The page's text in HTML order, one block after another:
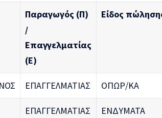
Παραγωγός (Π)
/
Επαγγελματίας
(Ε)
Είδος
ΕΠΑΓΓΕΛΜΑΤΙΑΣ ΟΠΩΡ/ΚΑ
ΕΠΑΓΓΕΛΜΑΤΙΑΣ ΕΝΔΥΜΑΤΑ